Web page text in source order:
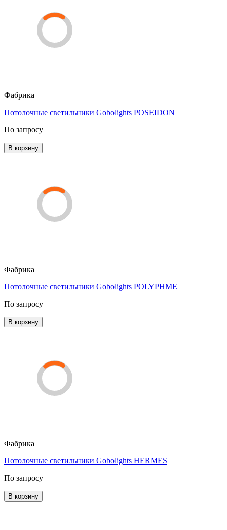
Фабрика
Потолочные светильники Gobolights POSEIDON
По запросу
В корзину
Фабрика
Потолочные светильники Gobolights POLYPHME
По запросу
В корзину
Фабрика
Потолочные светильники Gobolights HERMES
По запросу
В корзину